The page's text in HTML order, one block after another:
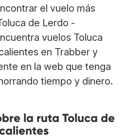
el vuelo más
de Lerdo -
vuelos Toluca
en Trabber y
en la web que tenga
tiempo y dinero.
la ruta Toluca de